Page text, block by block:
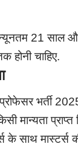
न्यूनतम 21 साल
चाहिए.
प्रोफेसर भर्ती
मान्यता
के साथ मास्टर्स